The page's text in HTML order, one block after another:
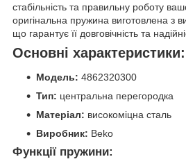
стабільність та правильну роботу
оригінальна пружина виготовлена з
що гарантує її довговічність та
Основні характеристики:
Модель: 4862320300
Тип: центральна перегородка
Матеріал: високоміцна сталь
Виробник: Beko
Функції пружини: